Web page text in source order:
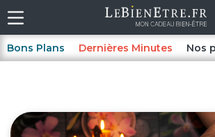
Bons Plans Dernières Minutes Nos